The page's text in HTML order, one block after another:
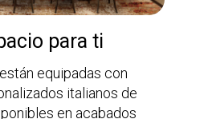
para ti
equipadas con
italianos de
en acabados